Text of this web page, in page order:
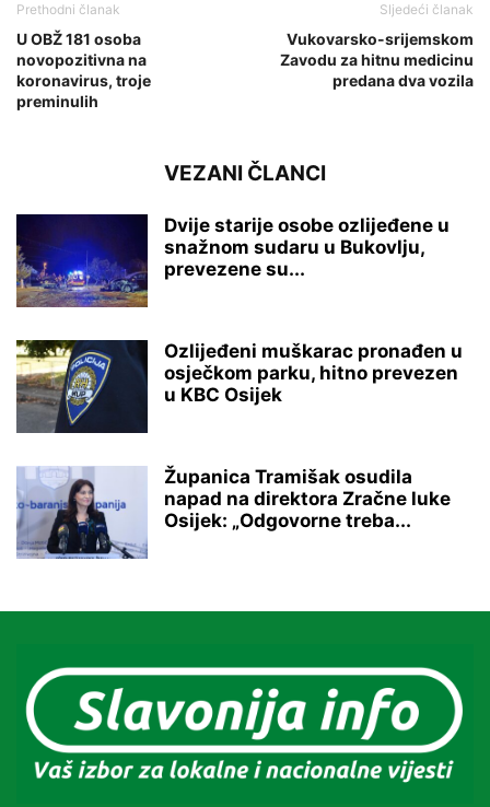
Prethodni članak
U OBŽ 181 osoba
novopozitivna na
koronavirus, troje
preminulih
Sljedeći članak
Vukovarsko-srijemskom
Zavodu za hitnu medicinu
predana dva vozila
VEZANI ČLANCI
Dvije starije osobe ozlijeđene u
snažnom sudaru u Bukovlju,
prevezene su...
Ozlijeđeni muškarac pronađen u
osječkom parku, hitno prevezen
u KBC Osijek
Županica Tramišak osudila
napad na direktora Zračne luke
Osijek: „Odgovorne treba...